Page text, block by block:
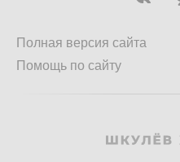
Полная версия сайта
Помощь по сайту